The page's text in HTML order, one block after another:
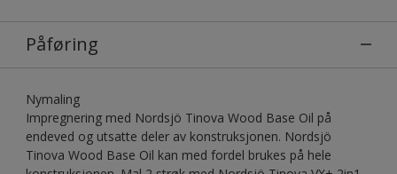
Påføring
Nymaling
Impregnering med Nordsjö Tinova Wood Base Oil på
endeved og utsatte deler av konstruksjonen. Nordsjö
Tinova Wood Base Oil kan med fordel brukes på hele